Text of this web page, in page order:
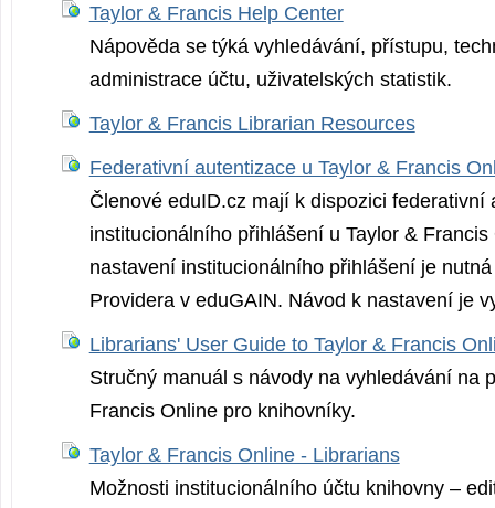
Taylor & Francis Help Center
Nápověda se týká vyhledávání, přístupu,
administrace účtu, uživatelských statistik.
Taylor & Francis Librarian Resources
Federativní autentizace u Taylor & Francis
Členové eduID.cz mají k dispozici federativní
institucionálního přihlášení u Taylor & Francis
nastavení institucionálního přihlášení je
Providera v eduGAIN. Návod k nastavení je
Librarians' User Guide to Taylor & Francis
Stručný manuál s návody na vyhledávání na
Francis Online pro knihovníky.
Taylor & Francis Online - Librarians
Možnosti institucionálního účtu knihovny –